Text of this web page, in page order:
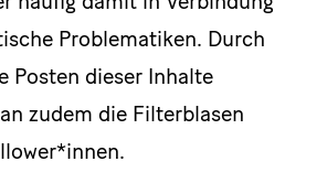
Problematiken. Durch
Posten dieser Inhalte
zudem die Filterblasen